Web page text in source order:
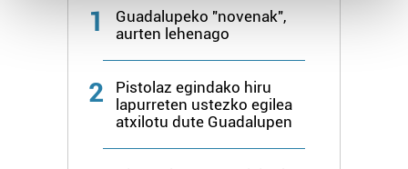
and set your preferences in the
details section
teknologia erabiliz, cookieak adibidez, iragarki eta eduki
pertsonalizatuak eskaintzeko, iragarkiak eta edukia
1
Guadalupeko "novenak",
aurten lehenago
2
Pistolaz egindako hiru
lapurreten ustezko egilea
atxilotu dute Guadalupen